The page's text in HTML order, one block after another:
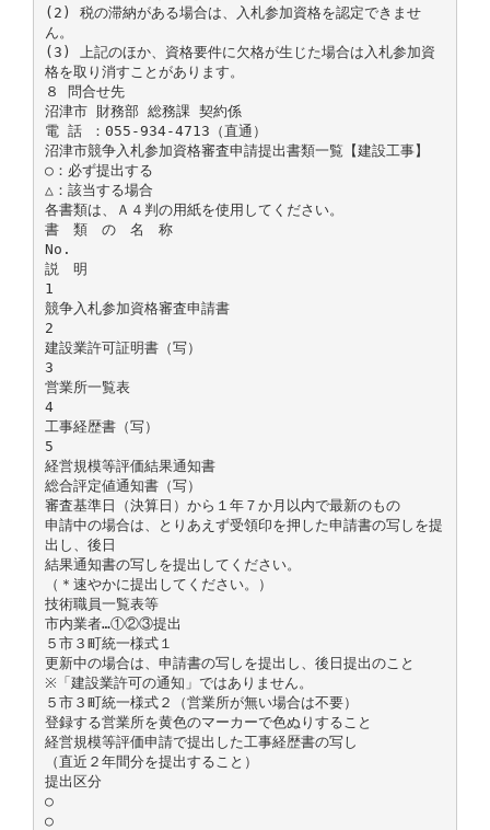
(2) 税の滞納がある場合は、入札参加資格を認定できませ
ん。
(3) 上記のほか、資格要件に欠格が生じた場合は入札参加資
格を取り消すことがあります。
８ 問合せ先
沼津市 財務部 総務課 契約係
電 話 ：055‐934‐4713（直通）
沼津市競争入札参加資格審査申請提出書類一覧【建設工事】
○：必ず提出する
△：該当する場合
各書類は、Ａ４判の用紙を使用してください。
書 類 の 名 称
No.
説 明
1
競争入札参加資格審査申請書
2
建設業許可証明書（写）
3
営業所一覧表
4
工事経歴書（写）
5
経営規模等評価結果通知書
総合評定値通知書（写）
審査基準日（決算日）から１年７か月以内で最新のもの
申請中の場合は、とりあえず受領印を押した申請書の写しを提
出し、後日
結果通知書の写しを提出してください。
（＊速やかに提出してください。）
技術職員一覧表等
市内業者…①②③提出
５市３町統一様式１
更新中の場合は、申請書の写しを提出し、後日提出のこと
※「建設業許可の通知」ではありません。
５市３町統一様式２（営業所が無い場合は不要）
登録する営業所を黄色のマーカーで色ぬりすること
経営規模等評価申請で提出した工事経歴書の写し
（直近２年間分を提出すること）
提出区分
○
○